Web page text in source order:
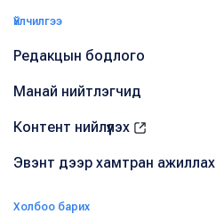
Үйлчилгээ
Редакцын бодлого
Манай нийтлэгчид
Контент нийлүүлэх
Эвэнт дээр хамтран ажиллах
Холбоо барих